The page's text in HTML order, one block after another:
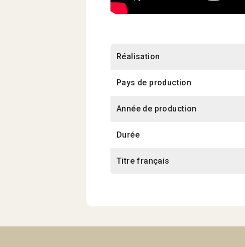
Réalisation
Pays de production
Année de production
Durée
Titre français